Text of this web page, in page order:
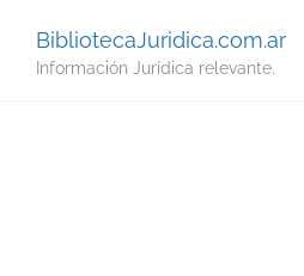
BibliotecaJuridica.com.ar
Información Jurídica relevante.